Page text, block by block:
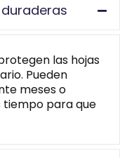
las hojas
Pueden
meses o
tiempo para que